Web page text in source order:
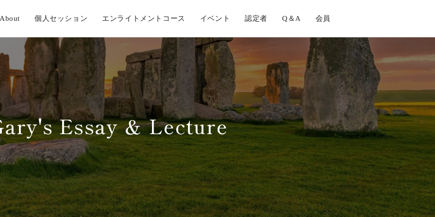
個人セッション エンライトメントコース イベント 認定者 Q＆A 会員
Essay ＆ Lecture